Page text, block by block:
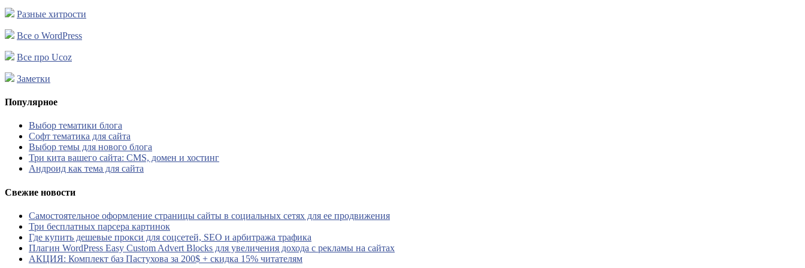
Разные хитрости
Все о WordPress
Все про Ucoz
Заметки
Популярное
Выбор тематики блога
Софт тематика для сайта
Выбор темы для нового блога
Три кита вашего сайта: CMS, домен и хостинг
Андроид как тема для сайта
Свежие новости
Самостоятельное оформление страницы сайты в социальных сетях для ее продвижения
Три бесплатных парсера картинок
Где купить дешевые прокси для соцсетей, SEO и арбитража трафика
Плагин WordPress Easy Custom Advert Blocks для увеличения дохода с рекламы на сайтах
АКЦИЯ: Комплект баз Пастухова за 200$ + скидка 15% читателям